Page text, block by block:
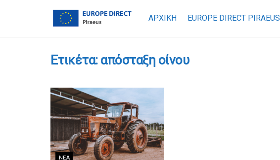
ΑΡΧΙΚΗ EUROPE DIRECT PIRAEUS
Ετικέτα: απόσταξη οίνου
ΝΈΑ